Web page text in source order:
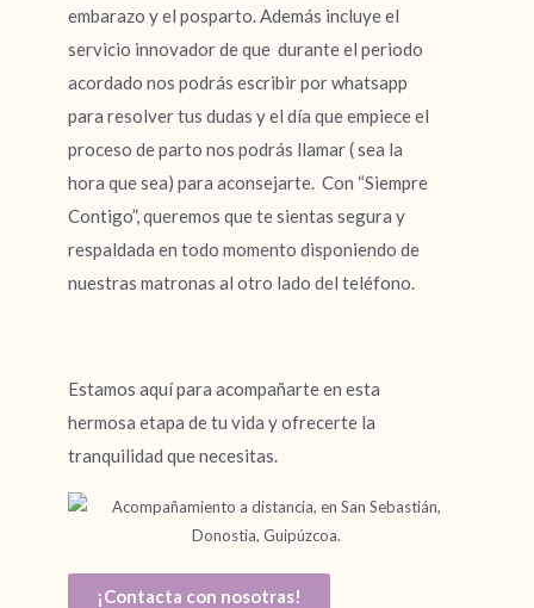
embarazo y el posparto. Además incluye el
servicio innovador de que durante el periodo
acordado nos podrás escribir por whatsapp
para resolver tus dudas y el día que empiece el
proceso de parto nos podrás llamar ( sea la
hora que sea) para aconsejarte. Con “Siempre
Contigo”, queremos que te sientas segura y
respaldada en todo momento disponiendo de
nuestras matronas al otro lado del teléfono.
Estamos aquí para acompañarte en esta
hermosa etapa de tu vida y ofrecerte la
tranquilidad que necesitas.
¡Contacta con nosotras!